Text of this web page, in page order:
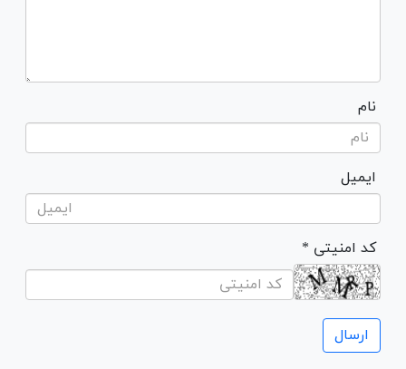
نام
ایمیل
* کد امنیتی